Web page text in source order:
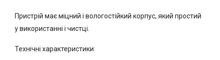
Пристрій має міцний і вологостійкий корпус, який простий
у використанні і чистці.
Технічні характеристики: